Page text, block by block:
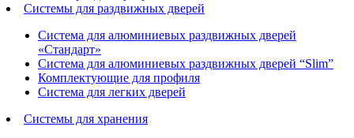
Системы для раздвижных дверей
Система для алюминиевых раздвижных дверей
«Стандарт»
Система для алюминиевых раздвижных дверей “Slim”
Комплектующие для профиля
Система для легких дверей
Системы для хранения